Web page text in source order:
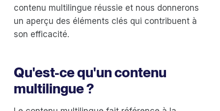
contenu multilingue réussie et nous donnerons
un aperçu des éléments clés qui contribuent à
son efficacité.
Qu'est-ce qu'un contenu
multilingue ?